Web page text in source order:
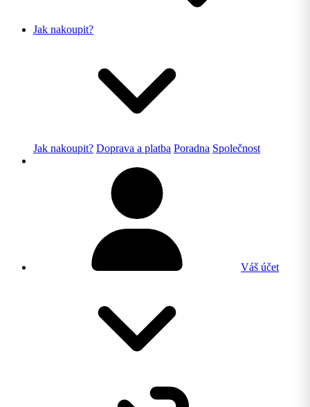
Jak nakoupit?
Jak nakoupit? Doprava a platba Poradna Společnost
Váš účet